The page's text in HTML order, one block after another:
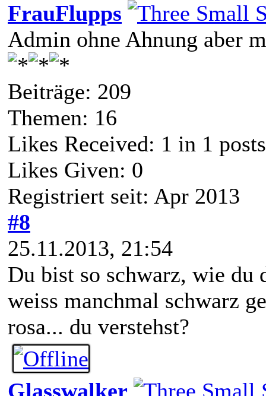
FrauFlupps
Admin ohne Ahnung aber
Beiträge: 209
Themen: 16
Likes Received: 1 in 1 posts
Likes Given: 0
Registriert seit: Apr 2013
#8
25.11.2013, 21:54
Du bist so schwarz, wie du
weiss manchmal schwarz
rosa... du verstehst?
Glasswalker